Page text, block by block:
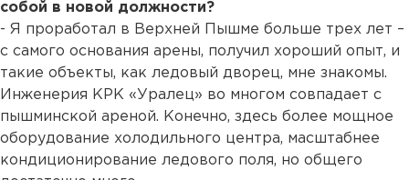
собой в новой должности?
- Я проработал в Верхней Пышме больше трех лет –
с самого основания арены, получил хороший опыт, и
такие объекты, как ледовый дворец, мне знакомы.
Инженерия КРК «Уралец» во многом совпадает с
пышминской ареной. Конечно, здесь более мощное
оборудование холодильного центра, масштабнее
кондиционирование ледового поля, но общего